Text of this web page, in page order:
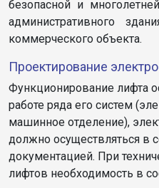
безопасной и
административного
коммерческого объекта.
Проектирование
Функционирование лифта
работе ряда его систем
машинное отделение),
должно осуществляться в
документацией. При
лифтов необходимость в